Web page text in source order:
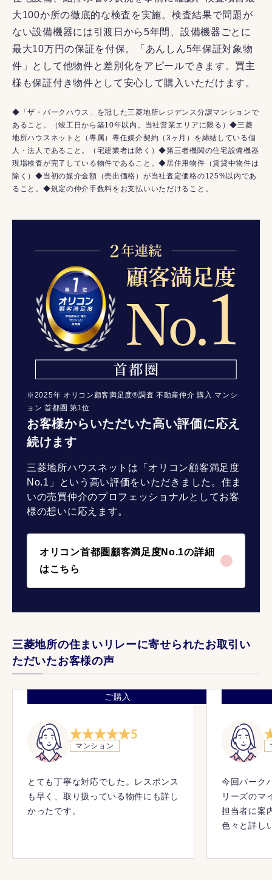
大100か所の徹底的な検査を実施。検査結果で問題が
ない設備機器には引渡日から5年間、設備機器ごとに
最大10万円の保証を付保。「あんしん5年保証対象物
件」として他物件と差別化をアピールできます。買主
様も保証付き物件として安心して購入いただけます。
◆「ザ・パークハウス」を冠した三菱地所レジデンス分譲マンションで
あること。（竣工日から築10年以内。当社営業エリアに限る）◆三菱
地所ハウスネットと（専属）専任媒介契約（3ヶ月）を締結している個
人・法人であること。（宅建業者は除く）◆第三者機関の住宅設備機器
現場検査が完了している物件であること。◆居住用物件（賃貸中物件は
除く）◆当初の媒介金額（売出価格）が当社査定価格の125%以内であ
ること。◆規定の仲介手数料をお支払いいただけること。
お客様からいただいた高い評価に応え
続けます
三菱地所ハウスネットは「オリコン顧客満足度
No.1」という高い評価をいただきました。住ま
いの売買仲介のプロフェッショナルとしてお客
様の想いに応えます。
オリコン首都圏顧客満足度No.1の詳細
はこちら
※2025年 オリコン顧客満足度®調査 不動産仲介 購入 マンシ
ョン 首都圏 第1位
三菱地所の住まいリレーに寄せられたお取引い
ただいたお客様の声
ご購入
5
マンション
とても丁寧な対応でした。レスポンス
も早く、取り扱っている物件にも詳し
かったです。
今回パーク
リーズのマ
担当者に案
色々と詳し